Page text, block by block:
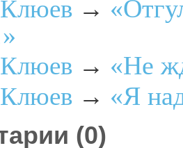
→
→ «Не
→ «Я
(0)